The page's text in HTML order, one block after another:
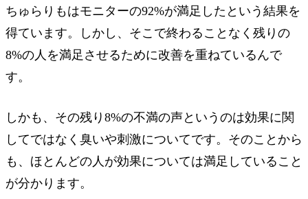
ちゅらりもはモニターの92%が満足したという結果を
得ています。しかし、そこで終わることなく残りの
8%の人を満足させるために改善を重ねているんで
す。
しかも、その残り8%の不満の声というのは効果に関
してではなく臭いや刺激についてです。そのことから
も、ほとんどの人が効果については満足していること
が分かります。